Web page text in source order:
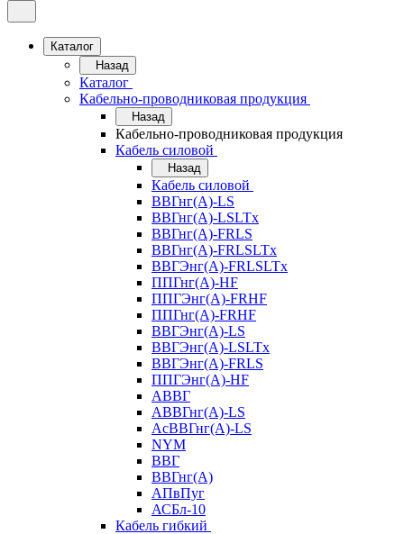
Каталог
Назад
Каталог
Кабельно-проводниковая продукция
Назад
Кабельно-проводниковая продукция
Кабель силовой
Назад
Кабель силовой
ВВГнг(А)-LS
ВВГнг(А)-LSLTx
ВВГнг(А)-FRLS
ВВГнг(А)-FRLSLTx
ВВГЭнг(А)-FRLSLTx
ППГнг(А)-HF
ППГЭнг(А)-FRHF
ППГнг(А)-FRHF
ВВГЭнг(А)-LS
ВВГЭнг(А)-LSLTx
ВВГЭнг(А)-FRLS
ППГЭнг(А)-HF
АВВГ
АВВГнг(А)-LS
АсВВГнг(А)-LS
NYM
ВВГ
ВВГнг(А)
АПвПуг
АСБл-10
Кабель гибкий